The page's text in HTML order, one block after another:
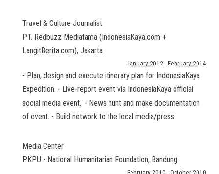
Travel & Culture Journalist
PT. Redbuzz Mediatama (IndonesiaKaya.com +
LangitBerita.com), Jakarta
January 2012 - February 2014
- Plan, design and execute itinerary plan for IndonesiaKaya
Expedition. - Live-report event via IndonesiaKaya official
social media event.. - News hunt and make documentation
of event. - Build network to the local media/press.
Media Center
PKPU - National Humanitarian Foundation, Bandung
February 2010 - October 2010